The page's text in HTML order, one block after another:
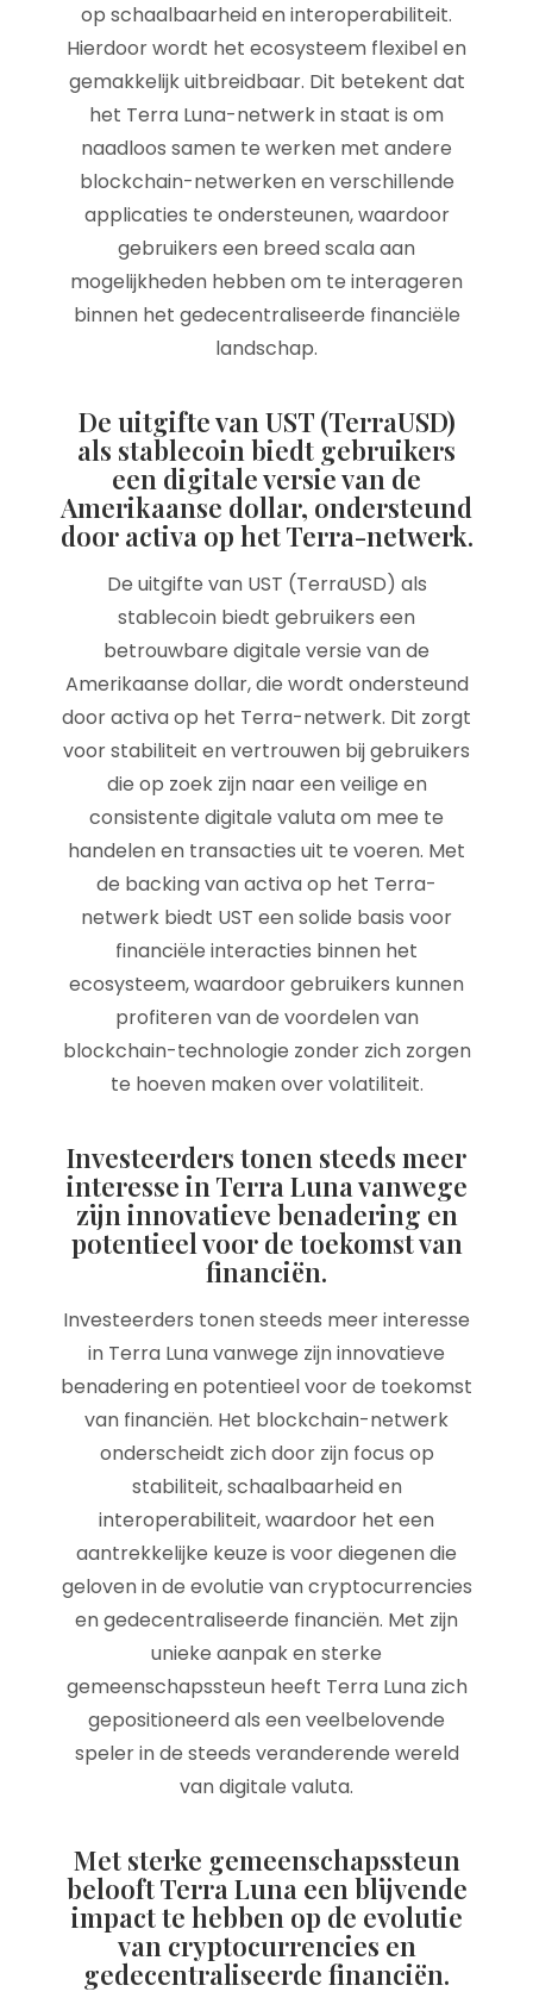
op schaalbaarheid en interoperabiliteit.
Hierdoor wordt het ecosysteem flexibel en
gemakkelijk uitbreidbaar. Dit betekent dat
het Terra Luna-netwerk in staat is om
naadloos samen te werken met andere
blockchain-netwerken en verschillende
applicaties te ondersteunen, waardoor
gebruikers een breed scala aan
mogelijkheden hebben om te interageren
binnen het gedecentraliseerde financiële
landschap.
De uitgifte van UST (TerraUSD)
als stablecoin biedt gebruikers
een digitale versie van de
Amerikaanse dollar, ondersteund
door activa op het Terra-netwerk.
De uitgifte van UST (TerraUSD) als
stablecoin biedt gebruikers een
betrouwbare digitale versie van de
Amerikaanse dollar, die wordt ondersteund
door activa op het Terra-netwerk. Dit zorgt
voor stabiliteit en vertrouwen bij gebruikers
die op zoek zijn naar een veilige en
consistente digitale valuta om mee te
handelen en transacties uit te voeren. Met
de backing van activa op het Terra-
netwerk biedt UST een solide basis voor
financiële interacties binnen het
ecosysteem, waardoor gebruikers kunnen
profiteren van de voordelen van
blockchain-technologie zonder zich zorgen
te hoeven maken over volatiliteit.
Investeerders tonen steeds meer
interesse in Terra Luna vanwege
zijn innovatieve benadering en
potentieel voor de toekomst van
financiën.
Investeerders tonen steeds meer interesse
in Terra Luna vanwege zijn innovatieve
benadering en potentieel voor de toekomst
van financiën. Het blockchain-netwerk
onderscheidt zich door zijn focus op
stabiliteit, schaalbaarheid en
interoperabiliteit, waardoor het een
aantrekkelijke keuze is voor diegenen die
geloven in de evolutie van cryptocurrencies
en gedecentraliseerde financiën. Met zijn
unieke aanpak en sterke
gemeenschapssteun heeft Terra Luna zich
gepositioneerd als een veelbelovende
speler in de steeds veranderende wereld
van digitale valuta.
Met sterke gemeenschapssteun
belooft Terra Luna een blijvende
impact te hebben op de evolutie
van cryptocurrencies en
gedecentraliseerde financiën.